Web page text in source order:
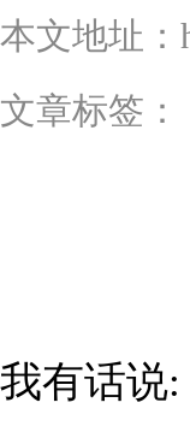
本文地址：
文章标签：
我有话说: